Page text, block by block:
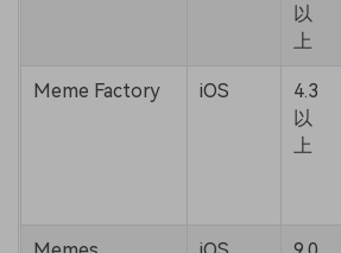
以
上
Meme Factory iOS
4.3
以
上